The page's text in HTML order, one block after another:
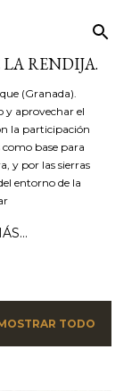
RENDIJA.
(Granada).
y aprovechar el
la participación
base para
y por las sierras
entorno de la
TODO